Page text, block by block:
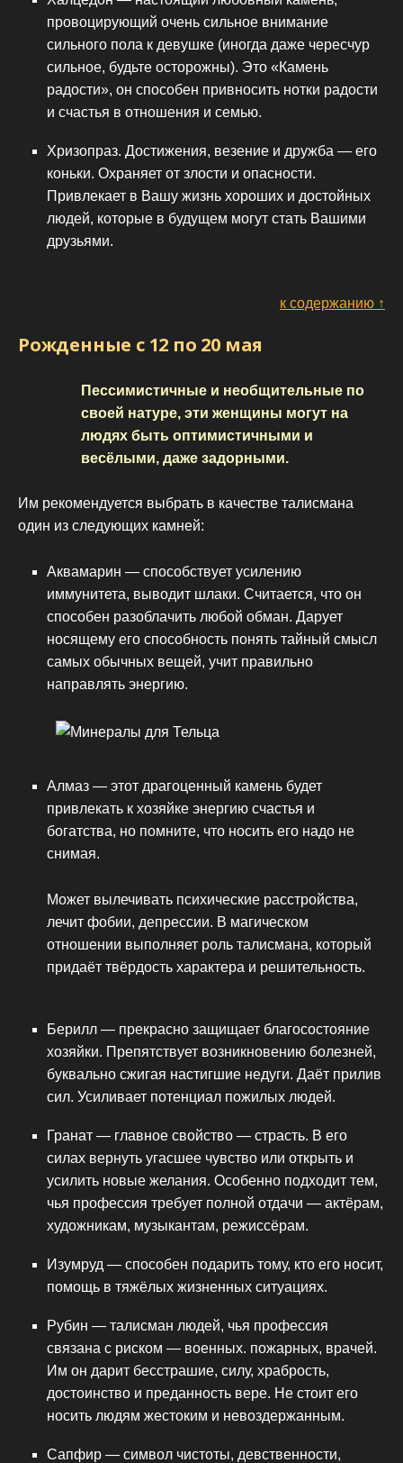
провоцирующий очень сильное внимание
сильного пола к девушке (иногда даже чересчур
сильное, будьте осторожны). Это «Камень
радости», он способен привносить нотки радости
и счастья в отношения и семью.
Хризопраз. Достижения, везение и дружба — его
коньки. Охраняет от злости и опасности.
Привлекает в Вашу жизнь хороших и достойных
людей, которые в будущем могут стать Вашими
друзьями.
к содержанию ↑
Рожденные с 12 по 20 мая
Пессимистичные и необщительные по
своей натуре, эти женщины могут на
людях быть оптимистичными и
весёлыми, даже задорными.
Им рекомендуется выбрать в качестве талисмана
один из следующих камней:
Аквамарин — способствует усилению
иммунитета, выводит шлаки. Считается, что он
способен разоблачить любой обман. Дарует
носящему его способность понять тайный смысл
самых обычных вещей, учит правильно
направлять энергию.
Алмаз — этот драгоценный камень будет
привлекать к хозяйке энергию счастья и
богатства, но помните, что носить его надо не
снимая.
Может вылечивать психические расстройства,
лечит фобии, депрессии. В магическом
отношении выполняет роль талисмана, который
придаёт твёрдость характера и решительность.
Берилл — прекрасно защищает благосостояние
хозяйки. Препятствует возникновению болезней,
буквально сжигая настигшие недуги. Даёт прилив
сил. Усиливает потенциал пожилых людей.
Гранат — главное свойство — страсть. В его
силах вернуть угасшее чувство или открыть и
усилить новые желания. Особенно подходит тем,
чья профессия требует полной отдачи — актёрам,
художникам, музыкантам, режиссёрам.
Изумруд — способен подарить тому, кто его носит,
помощь в тяжёлых жизненных ситуациях.
Рубин — талисман людей, чья профессия
связана с риском — военных. пожарных, врачей.
Им он дарит бесстрашие, силу, храбрость,
достоинство и преданность вере. Не стоит его
носить людям жестоким и невоздержанным.
Сапфир — символ чистоты, девственности,